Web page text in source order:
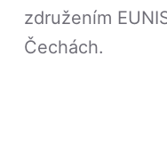
združením
Čechách.